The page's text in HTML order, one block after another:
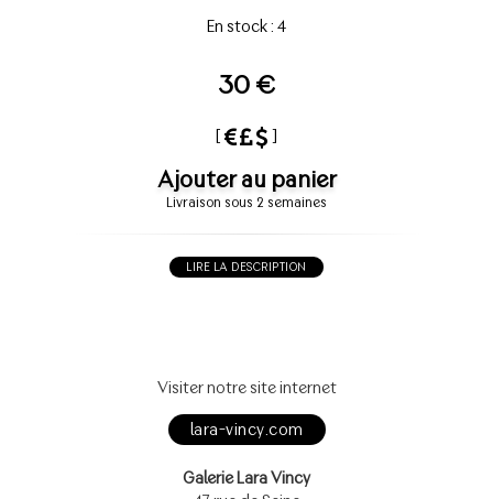
En stock : 4
30 €
[ ]
Ajouter au panier
Livraison sous 2 semaines
LIRE LA DESCRIPTION
Visiter notre site internet
lara-vincy.com
Galerie Lara Vincy